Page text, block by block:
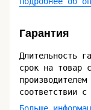
Гарантия
Длительность
срок на товар
соответствии с
Больше